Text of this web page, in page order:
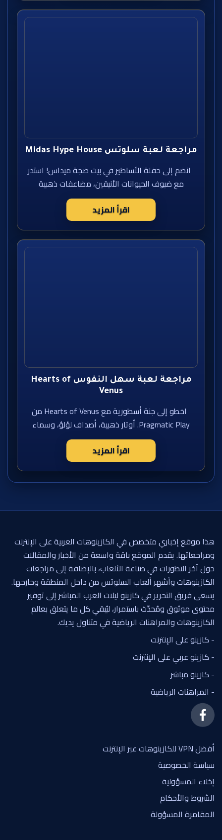
مراجعة لعبة سلوتس Midas Hype House
انضم إلى حفلة الأساطير في بيت ضجة ميداس! استدر
مع ضيوف الحيوانات الأنيقين، مضاعفات ذهبية
اقرأ المزيد
مراجعة لعبة سهل النفوس Hearts of
Venus
اخطو إلى جنة أسطورية مع Hearts of Venus من
Pragmatic Play. أوتار ذهبية، أصداف لؤلؤ، وسماء
اقرأ المزيد
هذا موقع إخباري متخصص في الكازينوهات العربية على الإنترنت
ومراجعاتها. يقدم الموقع باقة واسعة من الأخبار والمقالات
حول آخر التطورات في صناعة الألعاب، بالإضافة إلى مراجعات
الكازينوهات وأشهر ألعاب السلوتس من داخل المنطقة وخارجها.
يسعى فريق التحرير في كازينو ليلات العرب المباشر إلى توفير
محتوى موثوق ومُحدّث باستمرار، ليُبقي كل ما يتعلق بعالم
الكازينوهات والمراهنات الرياضية في متناول يديك.
- كازينو على الإنترنت
- كازينو عربي على الإنترنت
- كازينو مباشر
- المراهنات الرياضية
أفضل VPN للكازينوهات عبر الإنترنت
سياسة الخصوصية
إخلاء المسؤولية
الشروط والأحكام
المقامرة المسؤولة